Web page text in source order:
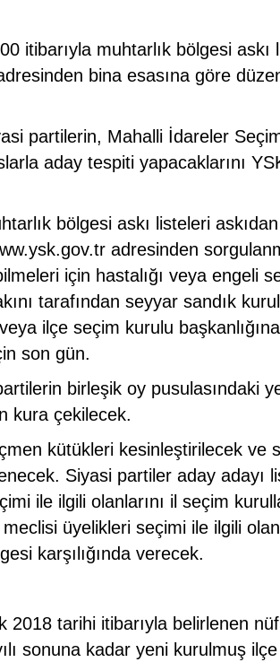
itibarıyla muhtarlık bölgesi askı
bina esasına göre
partilerin, Mahalli İdareler
aday tespiti yapacaklarını
bölgesi askı listeleri
adresinden
için hastalığı veya engeli
tarafından seyyar sandık
ilçe seçim kurulu
son gün.
birleşik oy pusulasındaki
kura çekilecek.
kütükleri kesinleştirilecek ve
Siyasi partiler aday adayı
ile ilgili olanlarını il seçim
üyelikleri seçimi ile ilgili
karşılığında verecek.
tarihi itibarıyla belirlenen
sonuna kadar yeni kurulmuş
TUR’A İZMİR
GAZETECİ KENAN